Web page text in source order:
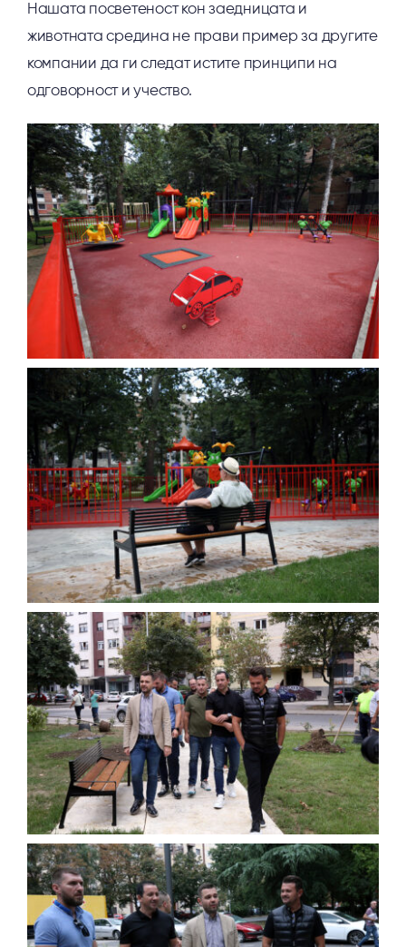
Нашата посветеност кон заедницата и
животната средина не прави пример за другите
компании да ги следат истите принципи на
одговорност и учество.